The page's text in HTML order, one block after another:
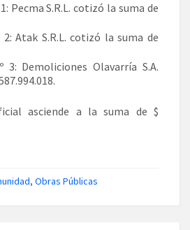
Pecma S.R.L. cotizó la suma de
Atak S.R.L. cotizó la suma de
3: Demoliciones Olavarría S.A.
asciende a la suma de $
, Obras Públicas